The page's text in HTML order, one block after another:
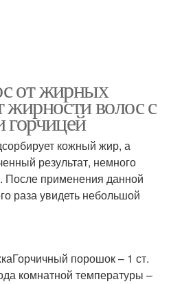
от жирных
волос с
горчицей
кожный жир, а
результат, немного
После применения данной
раза увидеть небольшой
порошок – 1 ст.
комнатной температуры –